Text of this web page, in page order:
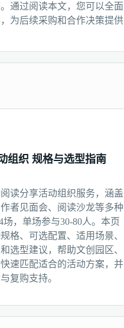
通过阅读本文，您可以全面
为后续采购和合作决策提供
组织 规格与选型指南
读分享活动组织服务，涵盖
者见面会、阅读沙龙等多种
场，单场参与30-80人。本页
格、可选配置、适用场景、
选型建议，帮助文创园区、
速匹配适合的活动方案，并
复购支持。